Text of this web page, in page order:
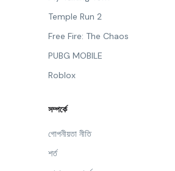
Temple Run 2
Free Fire: The Chaos
PUBG MOBILE
Roblox
সম্পর্কে
গোপনীয়তা নীতি
শর্ত